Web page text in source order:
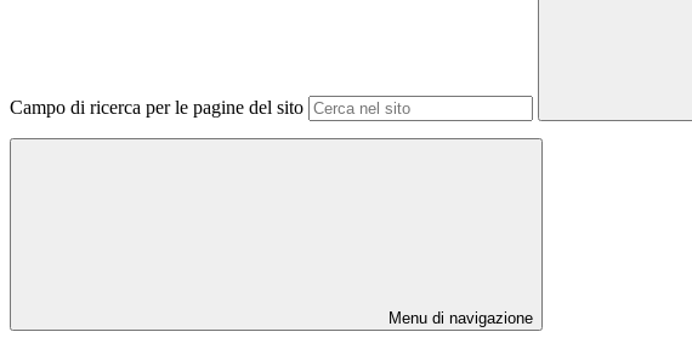
Campo di ricerca per le pagine del sito
Menu di navigazione